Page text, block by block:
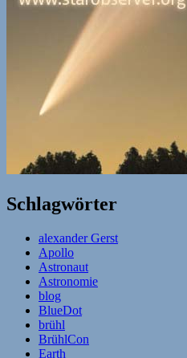
Schlagwörter
alexander Gerst
Apollo
Astronaut
Astronomie
blog
BlueDot
brühl
BrühlCon
Earth